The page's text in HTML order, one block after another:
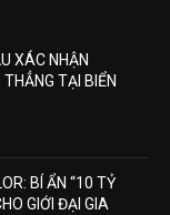
XÁC NHẬN
TẠI BIỂN
BÍ ẨN “10 TỶ
GIỚI ĐẠI GIA